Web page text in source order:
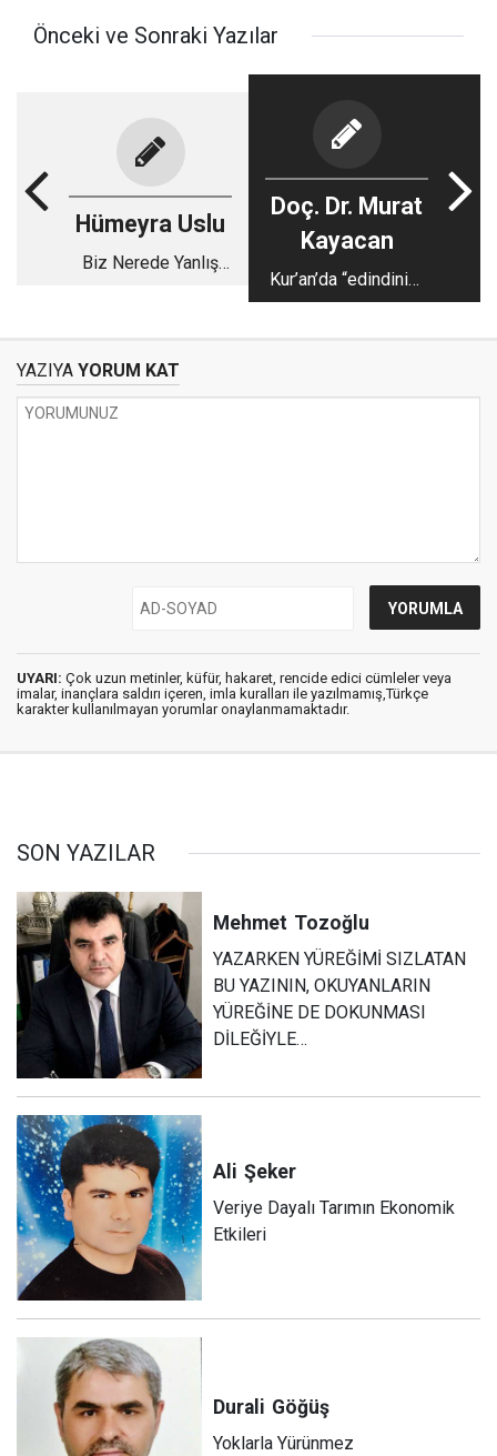
Önceki ve Sonraki Yazılar
Hümeyra Uslu
Biz Nerede Yanlış
Doç. Dr. Murat
Kayacan
Kur’an’da “edindiniz”
lafzı
YAZIYA YORUM KAT
UYARI: Çok uzun metinler, küfür, hakaret, rencide edici cümleler veya
imalar, inançlara saldırı içeren, imla kuralları ile yazılmamış,Türkçe
karakter kullanılmayan yorumlar onaylanmamaktadır.
SON YAZILAR
Mehmet Tozoğlu
YAZARKEN YÜREĞİMİ SIZLATAN
BU YAZININ, OKUYANLARIN
YÜREĞİNE DE DOKUNMASI
DİLEĞİYLE…
Ali Şeker
Veriye Dayalı Tarımın Ekonomik
Etkileri
Durali Göğüş
Yoklarla Yürünmez